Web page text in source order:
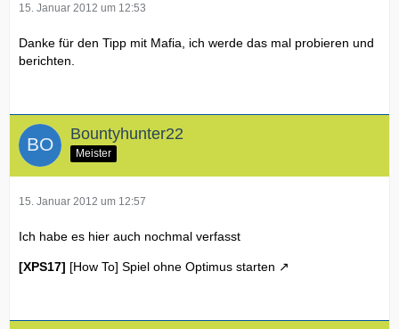
15. Januar 2012 um 12:53
Danke für den Tipp mit Mafia, ich werde das mal probieren und
berichten.
Bountyhunter22
Meister
15. Januar 2012 um 12:57
Ich habe es hier auch nochmal verfasst
[XPS17] [How To] Spiel ohne Optimus starten